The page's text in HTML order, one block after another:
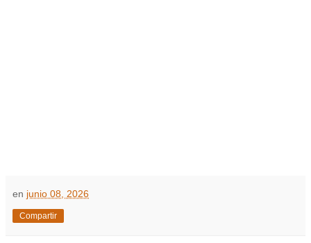
en junio 08, 2026
Compartir